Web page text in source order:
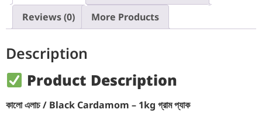
Reviews (0)
More Products
Description
Product Description
কালো এলাচ / Black Cardamom – 1kg গ্রাম প্যাক